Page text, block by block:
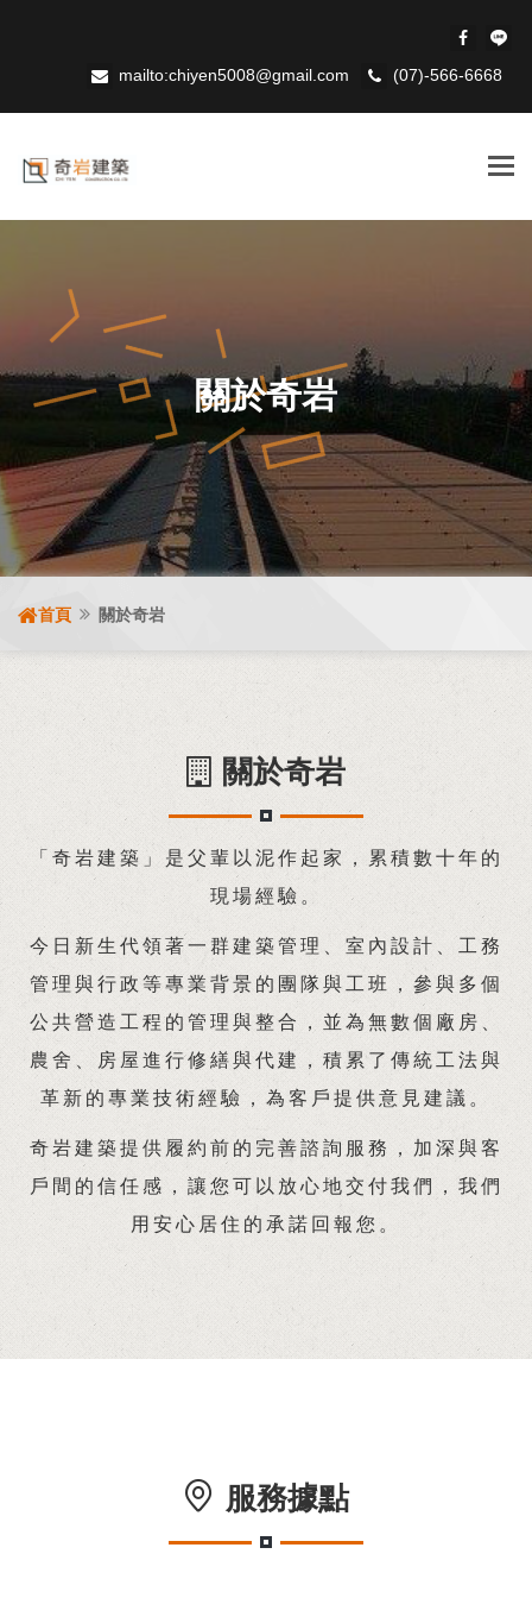
mailto:chiyen5008@gmail.com (07)-566-6668
關於奇岩
首頁 關於奇岩
關於奇岩
「奇岩建築」 是父輩以泥作起家，累積數十年的
現場經驗。
今日新生代領著一群建築管理、室內設計、工務
管理與行政等專業背景的團隊與工班，參與多個
公共營造工程的管理與整合，並為無數個廠房、
農舍、房屋進行修繕與代建，積累了傳統工法與
革新的專業技術經驗，為客戶提供意見建議。
奇岩建築提供履約前的完善諮詢服務，加深與客
戶間的信任感，讓您可以放心地交付我們，我們
用安心居住的承諾回報您。
服務據點